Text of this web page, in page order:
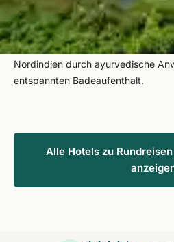
voran das weltberühmte Taj
Agra oder Jaipur sowie der
werden Sie begeistern.
Nordindien durch ayurvedische
entspannten Badeaufenthalt.
Alle Hotels zu